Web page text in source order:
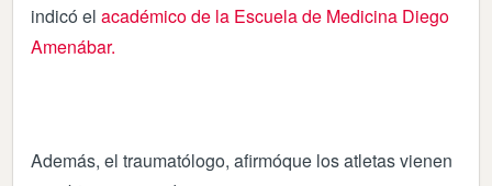
indicó el académico de la Escuela de Medicina Diego
Amenábar.
Además, el traumatólogo, afirmóque los atletas vienen